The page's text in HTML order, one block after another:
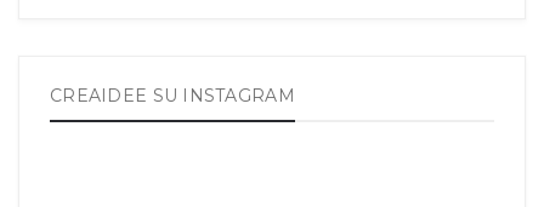
CREAIDEE SU INSTAGRAM